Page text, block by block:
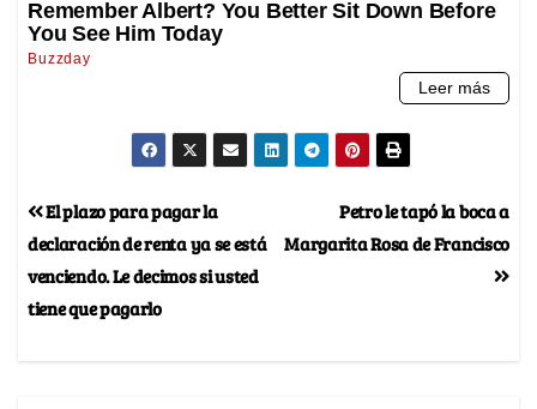
Petro le tapó la boca a
Margarita Rosa de Francisco
El plazo para pagar la
declaración de renta ya se está
venciendo. Le decimos si usted
tiene que pagarlo